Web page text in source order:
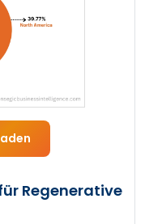
Regenerative